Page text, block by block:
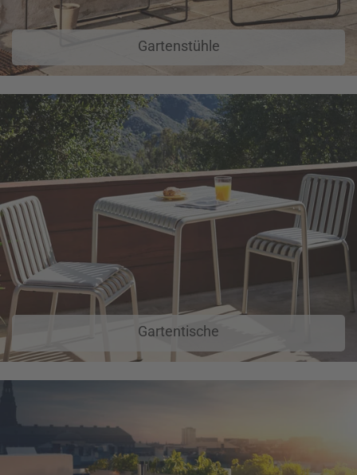
Gartenstühle
Gartentische